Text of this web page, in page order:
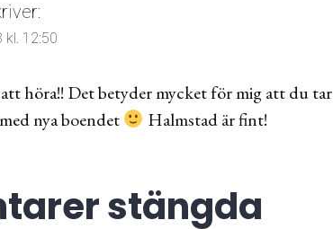
kl. 12:50
höra!! Det betyder mycket för mig att du
nya boendet
Halmstad är fint!
stängda